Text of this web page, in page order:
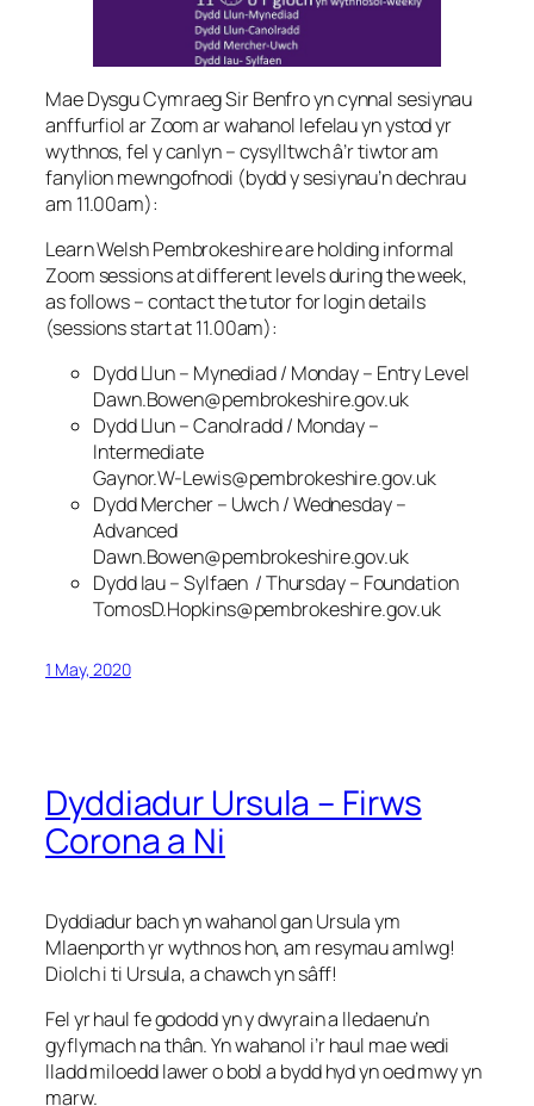
Mae Dysgu Cymraeg Sir Benfro yn cynnal sesiynau
anffurfiol ar Zoom ar wahanol lefelau yn ystod yr
wythnos, fel y canlyn – cysylltwch â’r tiwtor am
fanylion mewngofnodi (bydd y sesiynau’n dechrau
am 11.00am):
Learn Welsh Pembrokeshire are holding informal
Zoom sessions at different levels during the week,
as follows – contact the tutor for login details
(sessions start at 11.00am):
Dydd Llun – Mynediad / Monday – Entry Level
Dawn.Bowen@pembrokeshire.gov.uk
Dydd Llun – Canolradd / Monday –
Intermediate
Gaynor.W-Lewis@pembrokeshire.gov.uk
Dydd Mercher – Uwch / Wednesday –
Advanced
Dawn.Bowen@pembrokeshire.gov.uk
Dydd Iau – Sylfaen / Thursday – Foundation
TomosD.Hopkins@pembrokeshire.gov.uk
1 May, 2020
Dyddiadur Ursula – Firws
Corona a Ni
Dyddiadur bach yn wahanol gan Ursula ym
Mlaenporth yr wythnos hon, am resymau amlwg!
Diolch i ti Ursula, a chawch yn sâff!
Fel yr haul fe gododd yn y dwyrain a lledaenu’n
gyflymach na thân. Yn wahanol i’r haul mae wedi
lladd miloedd lawer o bobl a bydd hyd yn oed mwy yn
marw.